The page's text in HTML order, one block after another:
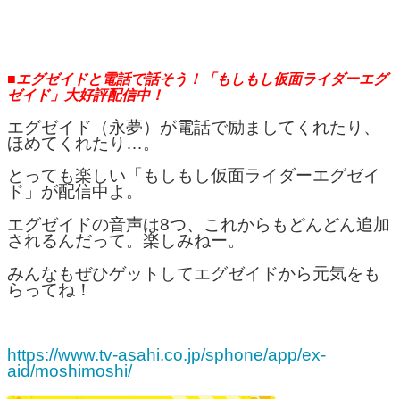
■エグゼイドと電話で話そう！「もしもし仮面ライダーエグ
ゼイド」大好評配信中！
エグゼイド（永夢）が電話で励ましてくれたり、
ほめてくれたり…。
とっても楽しい「もしもし仮面ライダーエグゼイ
ド」が配信中よ。
エグゼイドの音声は8つ、これからもどんどん追加
されるんだって。楽しみねー。
みんなもぜひゲットしてエグゼイドから元気をも
らってね！
https://www.tv-asahi.co.jp/sphone/app/ex-
aid/moshimoshi/